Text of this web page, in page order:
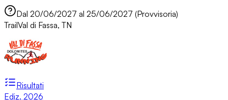
Dal 20/06/2027 al 25/06/2027 (Provvisoria)
TrailVal di Fassa, TN
Risultati
Ediz. 2026